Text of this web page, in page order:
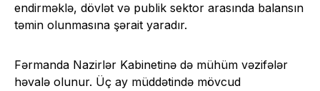
endirməklə, dövlət və publik sektor arasında balansın
təmin olunmasına şərait yaradır.
Fərmanda Nazirlər Kabinetinə də mühüm vəzifələr
həvalə olunur. Üç ay müddətində mövcud